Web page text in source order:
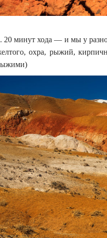
20 минут хода — и мы у
охра, рыжий,